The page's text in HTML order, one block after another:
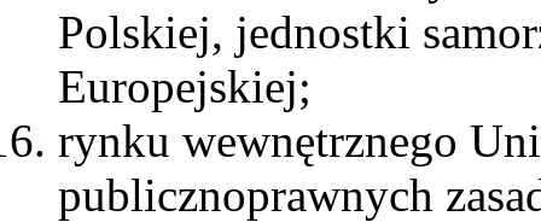
Polskiej, jednostki
Europejskiej;
rynku wewnętrznego
publicznoprawnych